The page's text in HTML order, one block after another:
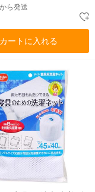
ら発送
カートに入れる